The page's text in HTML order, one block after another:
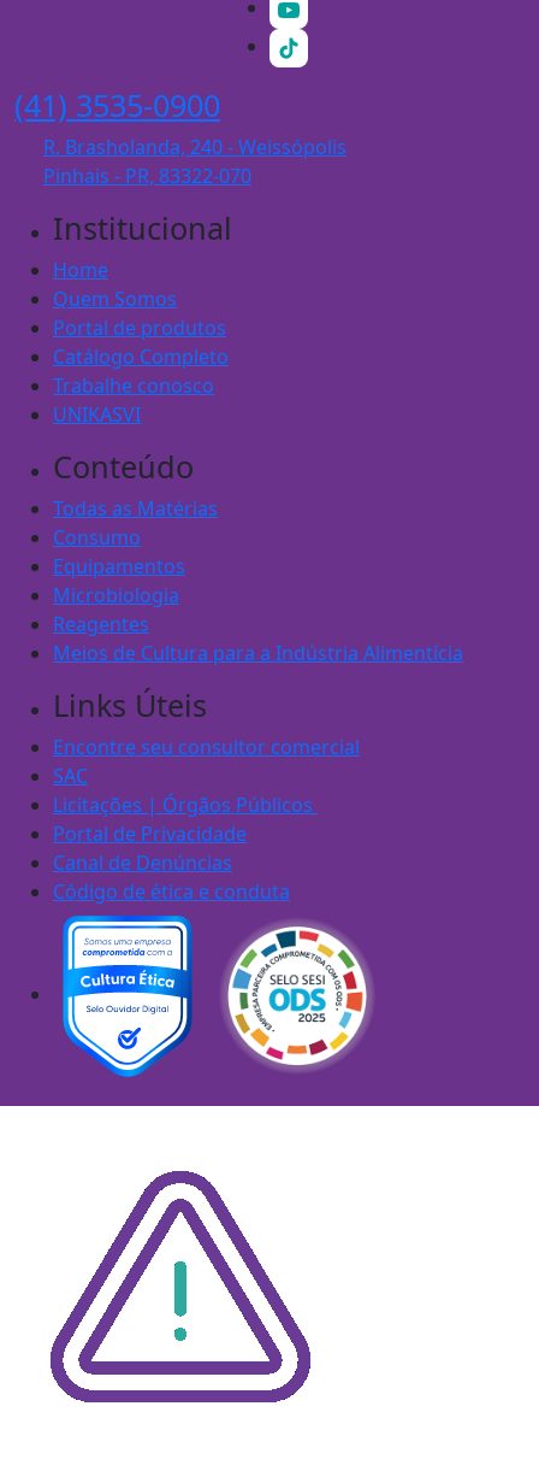
(41) 3535-0900
R. Brasholanda, 240 - Weissópolis
Pinhais - PR, 83322-070
Institucional
Home
Quem Somos
Portal de produtos
Catálogo Completo
Trabalhe conosco
UNIKASVI
Conteúdo
Todas as Matérias
Consumo
Equipamentos
Microbiologia
Reagentes
Meios de Cultura para a Indústria Alimentícia
Links Úteis
Encontre seu consultor comercial
SAC
Licitações | Órgãos Públicos
Portal de Privacidade
Canal de Denúncias
Código de ética e conduta